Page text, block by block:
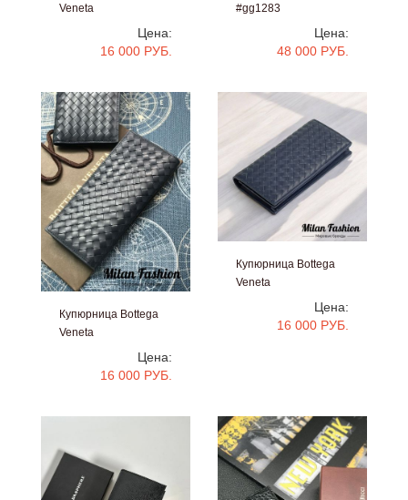
Veneta
Цена:
16 000 РУБ.
#gg1283
Цена:
48 000 РУБ.
Купюрница Bottega
Veneta
Цена:
16 000 РУБ.
Купюрница Bottega
Veneta
Цена:
16 000 РУБ.